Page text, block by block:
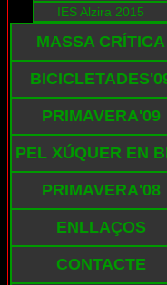
IES Alzira 2015
MASSA CRÍTICA
PRIMAVERA'09
PEL XÚQUER EN
PRIMAVERA'08
ENLLAÇOS
CONTACTE